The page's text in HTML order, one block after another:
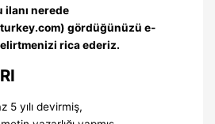
ilanı nerede
gördüğünüzü e-
rica ederiz.
5 yılı devirmiş,